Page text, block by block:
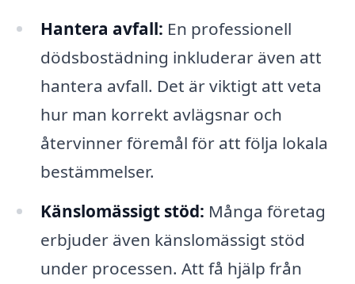
Hantera avfall: En professionell
dödsbostädning inkluderar även att
hantera avfall. Det är viktigt att veta
hur man korrekt avlägsnar och
återvinner föremål för att följa lokala
bestämmelser.
Känslomässigt stöd: Många företag
erbjuder även känslomässigt stöd
under processen. Att få hjälp från